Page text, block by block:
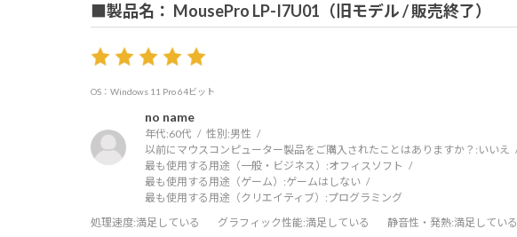
■製品名： MousePro LP-I7U01（旧モデル / 販売終了）
OS：Windows 11 Pro 64ビット
no name
年代:60代 性別:男性
以前にマウスコンピューター製品をご購入されたことはありますか？: いいえ
最も使用する用途（一般・ビジネス）:オフィスソフト
最も使用する用途（ゲーム）:ゲームはしない
最も使用する用途（クリエイティブ）:プログラミング
処理速度:満足している グラフィック性能:満足している 静音性・発熱:満足している